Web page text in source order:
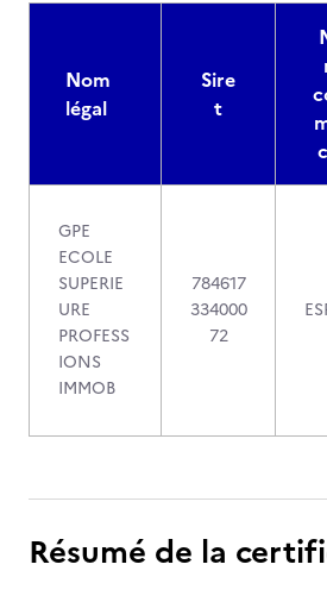
Nom
légal
Sire
t
GPE
ECOLE
SUPERIE
URE
PROFESS
IONS
IMMOB
784617
334000
72
Résumé de la